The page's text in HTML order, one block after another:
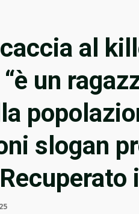
al
un
slogan